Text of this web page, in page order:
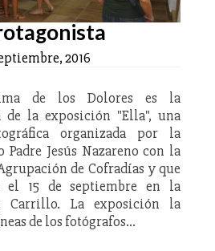
2016
de los Dolores es la
de la exposición "Ella", una
organizada por la
Padre Jesús Nazareno con la
de Cofradías y que
el 15 de septiembre en la
Carrillo. La exposición la
de los fotógrafos…